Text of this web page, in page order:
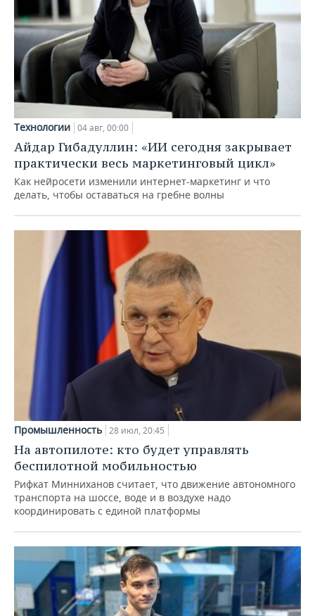
Технологии 04 авг, 00:00
Айдар Гибадуллин: «ИИ сегодня закрывает
практически весь маркетинговый цикл»
Как нейросети изменили интернет-маркетинг и что
делать, чтобы оставаться на гребне волны
Промышленность 28 июл, 20:45
На автопилоте: кто будет управлять
беспилотной мобильностью
Рифкат Минниханов считает, что движение автономного
транспорта на шоссе, воде и в воздухе надо
координировать с единой платформы